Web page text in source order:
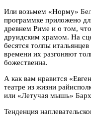
Или возьмем «Норму»
программке приложено
древнем Риме и о том,
друидским храмом. На
бесятся толпы
времени их разгоняют
божественна.
А как вам нравится
театре из жизни
или «Летучая мышь»
Тенденция